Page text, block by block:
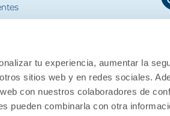
tu experiencia, aumentar la
sitios web y en redes sociales.
con nuestros colaboradores de
pueden combinarla con otra